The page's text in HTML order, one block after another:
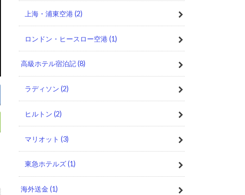
上海・浦東空港(2)
ロンドン・ヒースロー空港(1)
高級ホテル宿泊記(8)
ラディソン (2)
ヒルトン (2)
マリオット (3)
東急ホテルズ(1)
海外送金(1)